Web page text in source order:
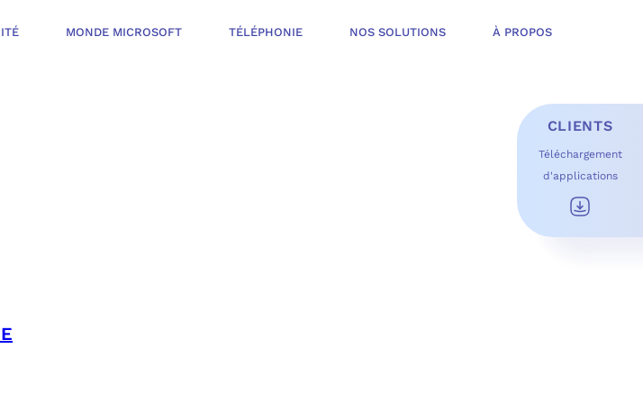
MONDE MICROSOFT TÉLÉPHONIE NOS SOLUTIONS À PROPOS
CLIENTS
Téléchargement
d'applications